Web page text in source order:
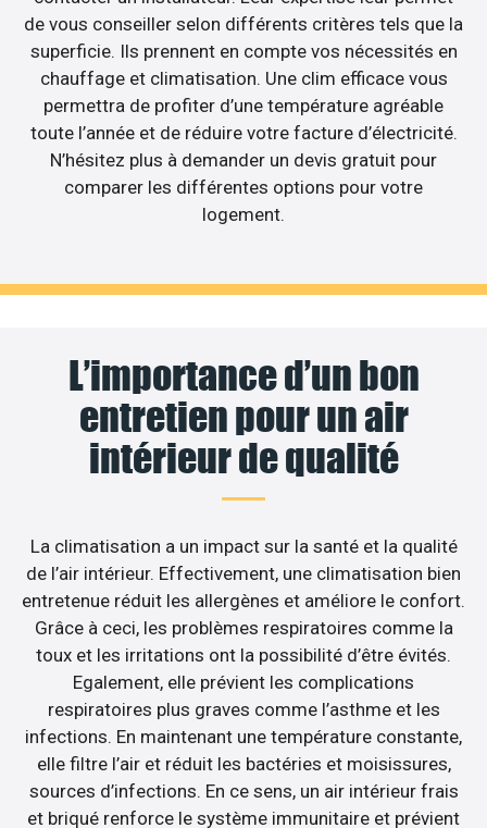
de vous conseiller selon différents critères tels que la
superficie. Ils prennent en compte vos nécessités en
chauffage et climatisation. Une clim efficace vous
permettra de profiter d’une température agréable
toute l’année et de réduire votre facture d’électricité.
N’hésitez plus à demander un devis gratuit pour
comparer les différentes options pour votre
logement.
L’importance d’un bon
entretien pour un air
intérieur de qualité
La climatisation a un impact sur la santé et la qualité
de l’air intérieur. Effectivement, une climatisation bien
entretenue réduit les allergènes et améliore le confort.
Grâce à ceci, les problèmes respiratoires comme la
toux et les irritations ont la possibilité d’être évités.
Egalement, elle prévient les complications
respiratoires plus graves comme l’asthme et les
infections. En maintenant une température constante,
elle filtre l’air et réduit les bactéries et moisissures,
sources d’infections. En ce sens, un air intérieur frais
et briqué renforce le système immunitaire et prévient